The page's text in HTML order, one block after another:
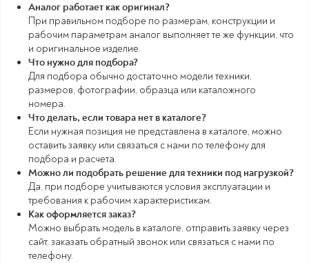
Аналог работает как оригинал?
При правильном подборе по размерам, конструкции и
рабочим параметрам аналог выполняет те же функции, что
и оригинальное изделие.
Что нужно для подбора?
Для подбора обычно достаточно модели техники,
размеров, фотографии, образца или каталожного
номера.
Что делать, если товара нет в каталоге?
Если нужная позиция не представлена в каталоге, можно
оставить заявку или связаться с нами по телефону для
подбора и расчета.
Можно ли подобрать решение для техники под нагрузкой?
Да, при подборе учитываются условия эксплуатации и
требования к рабочим характеристикам.
Как оформляется заказ?
Можно выбрать модель в каталоге, отправить заявку через
сайт, заказать обратный звонок или связаться с нами по
телефону.